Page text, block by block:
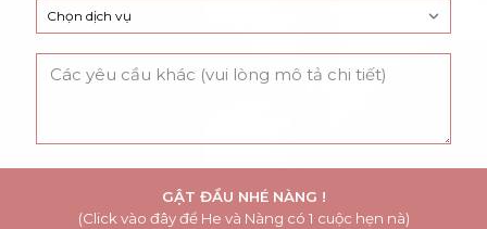
GẬT ĐẦU NHÉ NÀNG !
(Click vào đây để He và Nàng có 1 cuộc hẹn nà)